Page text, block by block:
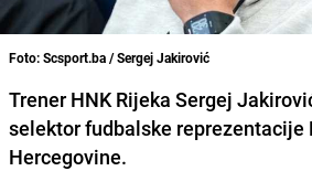
Foto: Scsport.ba / Sergej Jakirović
Trener HNK Rijeka Sergej
selektor fudbalske reprezentacije
Hercegovine.